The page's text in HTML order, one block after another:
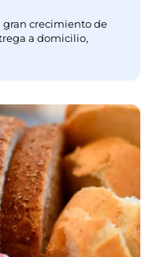
gran crecimiento de
a domicilio,